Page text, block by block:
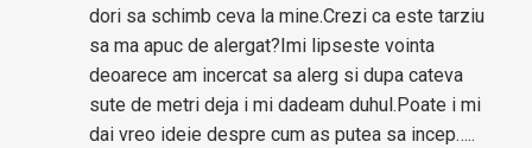
dori sa schimb ceva la mine.Crezi ca este tarziu
sa ma apuc de alergat?Imi lipseste vointa
deoarece am incercat sa alerg si dupa cateva
sute de metri deja i mi dadeam duhul.Poate i mi
dai vreo ideie despre cum as putea sa incep…..